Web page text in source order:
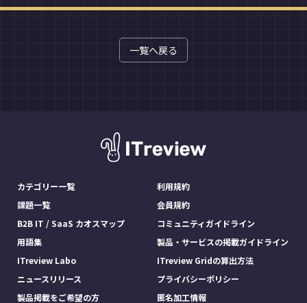
一覧へ戻る
カテゴリー一覧
課題一覧
B2B IT / SaaS カオスマップ
用語集
ITreview Labo
ニュースリリース
製品掲載をご希望の方
利用規約
会員規約
コミュニティガイドライン
製品・サービスの掲載ガイドライン
ITreview Gridの算出方法
プライバシーポリシー
匿名加工情報